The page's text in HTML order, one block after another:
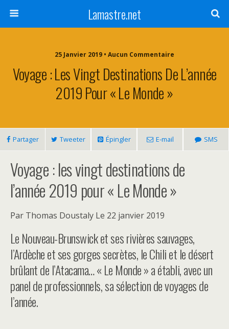
Lamastre.net
25 Janvier 2019 • Aucun Commentaire
Voyage : Les Vingt Destinations De L’année
2019 Pour « Le Monde »
Partager Tweeter Épingler E-mail SMS
Voyage : les vingt destinations de
l’année 2019 pour « Le Monde »
Par Thomas Doustaly Le 22 janvier 2019
Le Nouveau-Brunswick et ses rivières sauvages,
l’Ardèche et ses gorges secrètes, le Chili et le désert
brûlant de l’Atacama… « Le Monde » a établi, avec un
panel de professionnels, sa sélection de voyages de
l’année.